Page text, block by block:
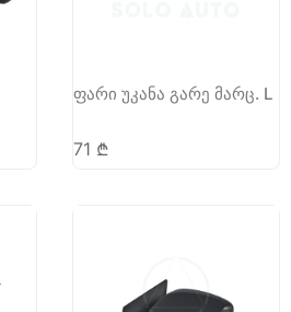
ფარი უკანა გარე მარც. L
71 ₾